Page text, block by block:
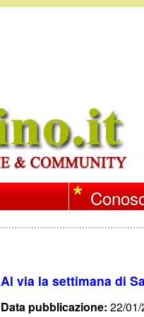
Al via la settimana di
Data pubblicazione:22/